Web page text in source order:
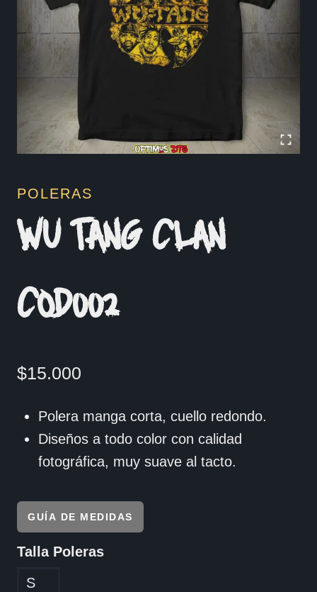
POLERAS
WU TANG CLAN
COD002
$15.000
Polera manga corta, cuello redondo.
Diseños a todo color con calidad
fotográfica, muy suave al tacto.
GUÍA DE MEDIDAS
Talla Poleras
S